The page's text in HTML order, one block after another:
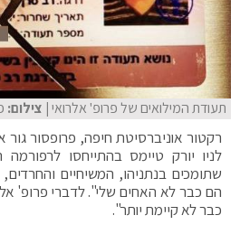
תעודת המילואים של פרופ' אלרואי| צילום:
רקטור אוניברסיטת חיפה, פרופסור
לניו יורק טיימס בהתייחסו
שתומכים בנתניהו, המשיחיים
הם כבר לא האחים שלי". לדברי פרופ'
כבר לא קיימת יותר".